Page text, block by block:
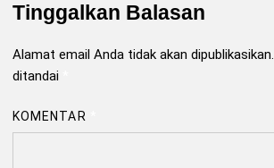
Tinggalkan Balasan
Alamat email Anda tidak akan dipublikasikan.
ditandai
KOMENTAR